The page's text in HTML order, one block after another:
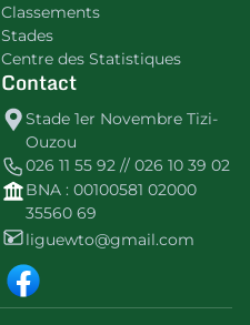
Classements
Stades
Centre des Statistiques
Contact
Stade 1er Novembre Tizi-
Ouzou
026 11 55 92 // 026 10 39 02
BNA : 00100581 02000
35560 69
liguewto@gmail.com